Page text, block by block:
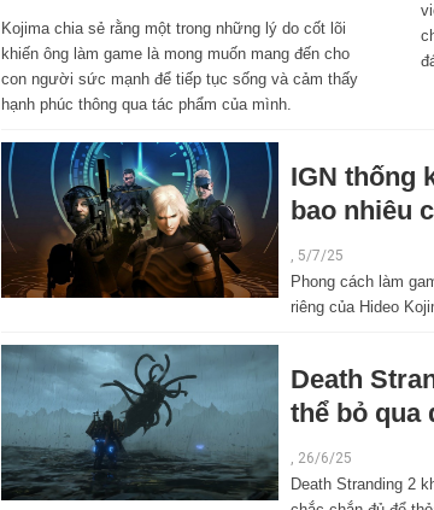
Kojima chia sẻ rằng một trong những lý do cốt lõi
khiến ông làm game là mong muốn mang đến cho
con người sức mạnh để tiếp tục sống và cảm thấy
hạnh phúc thông qua tác phẩm của mình.
IGN thống
bao nhiêu
, 5/7/25
Phong cách làm
riêng của Hideo
Death
thể bỏ qua
, 26/6/25
Death Stranding 2